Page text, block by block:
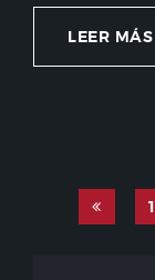
LEER MÁS
1